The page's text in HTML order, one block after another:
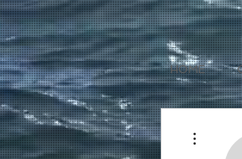
HOME